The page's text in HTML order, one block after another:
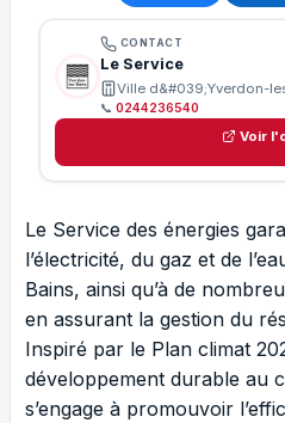
CONTACT
Le Service
Ville d&#039;Yverdon-
📞 0244236540
Voir
Le Service des énergies
l’électricité, du gaz et de
Bains, ainsi qu’à de
en assurant la gestion du
Inspiré par le Plan climat
développement durable au
s’engage à promouvoir